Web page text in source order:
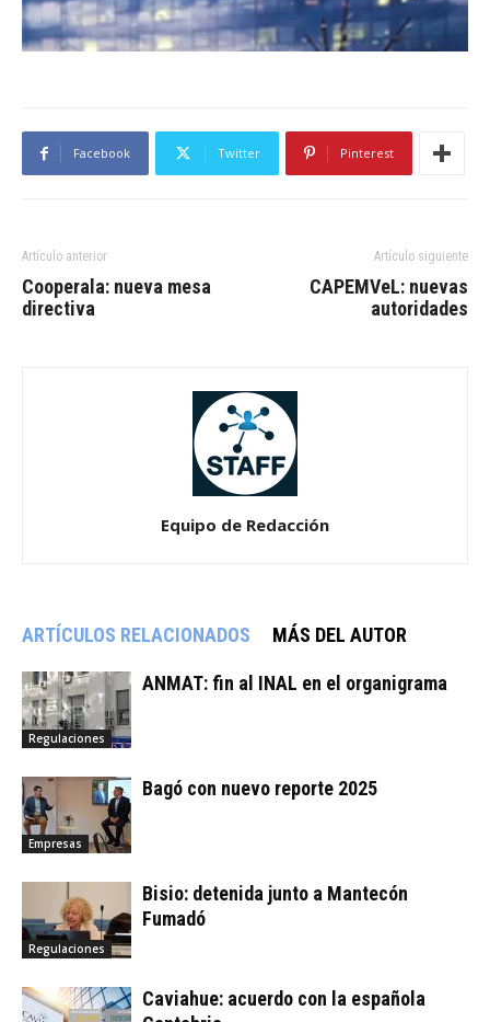
Facebook Twitter Pinterest
Artículo anterior
Cooperala: nueva mesa
directiva
Artículo siguiente
CAPEMVeL: nuevas
autoridades
Equipo de Redacción
ARTÍCULOS RELACIONADOS MÁS DEL AUTOR
Regulaciones
ANMAT: fin al INAL en el organigrama
Empresas
Bagó con nuevo reporte 2025
Regulaciones
Bisio: detenida junto a Mantecón
Fumadó
Caviahue: acuerdo con la española